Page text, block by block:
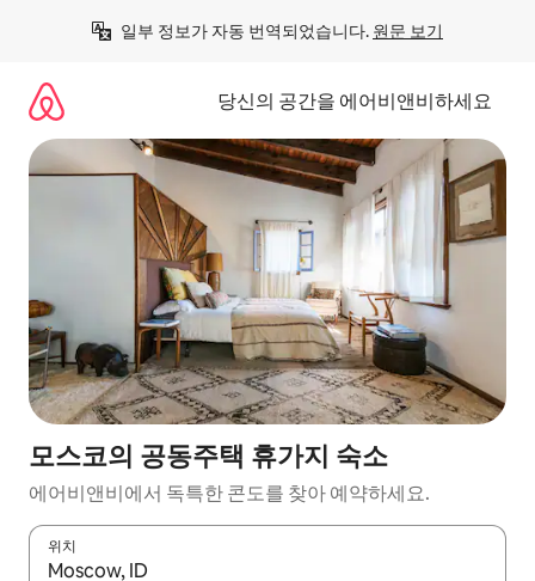
일부 정보가 자동 번역되었습니다. 원문 보기
당신의 공간을 에어비앤비하세요
모스코의 공동주택 휴가지 숙소
에어비앤비에서 독특한 콘도를 찾아 예약하세요.
위치
결과가 나오면 위·아래 화살표 키를 사용하거나 터치 또는 스와이